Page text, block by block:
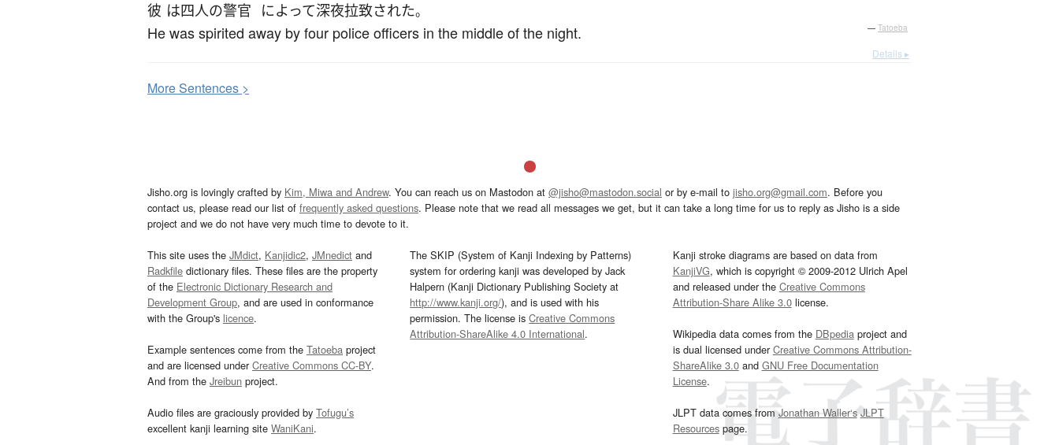
彼 は四人の警官 によって深夜拉致された。
He was spirited away by four police officers in the middle of the night. — Tatoeba
Details ▸
MoreSentences >
Jisho.org is lovingly crafted by Kim, Miwa and Andrew. You can reach us on Mastodon at @jisho@mastodon.social or by e-mail to jisho.org@gmail.com. Before you
contact us, please read our list of frequently asked questions. Please note that we read all messages we get, but it can take a long time for us to reply as Jisho is a side
project and we do not have very much time to devote to it.
This site uses the JMdict, Kanjidic2, JMnedict and
Radkfile dictionary files. These files are the property
of the Electronic Dictionary Research and
Development Group, and are used in conformance
with the Group's licence.
Example sentences come from the Tatoeba project
and are licensed underCreative Commons CC-BY.
And from the Jreibun project.
Audio files are graciously provided by Tofugu’s
excellent kanji learning site WaniKani.
The SKIP (System of Kanji Indexing by Patterns)
system for ordering kanji was developed by Jack
Halpern (Kanji Dictionary Publishing Society at
http://www.kanji.org/), and is used with his
permission. The license isCreative Commons
Attribution-ShareAlike 4.0 International.
Kanji stroke diagrams are based on data from
KanjiVG, which is copyright © 2009-2012 Ulrich Apel
and released under the Creative Commons
Attribution-Share Alike 3.0license.
Wikipedia data comes from the DBpediaproject and
is dual licensed underCreative Commons Attribution-
ShareAlike 3.0and GNU Free Documentation
License.
JLPT data comes fromJonathan Waller‘s JLPT
Resourcespage.